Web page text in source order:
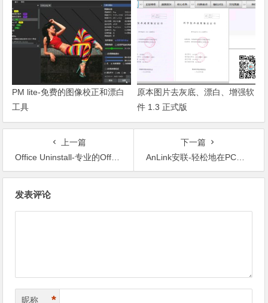
页
PM lite-免费的图像校正和漂白
工具
原本图片去灰底、漂白、增强软
件 1.3 正式版
上一篇
Office Uninstall-专业的Office卸载工具
下一篇
AnLink安联-轻松地在PC上操作手机
发表评论
昵称 *